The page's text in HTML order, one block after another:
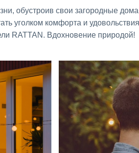
обустроив свои загородные
уголком комфорта и
RATTAN. Вдохновение природой!